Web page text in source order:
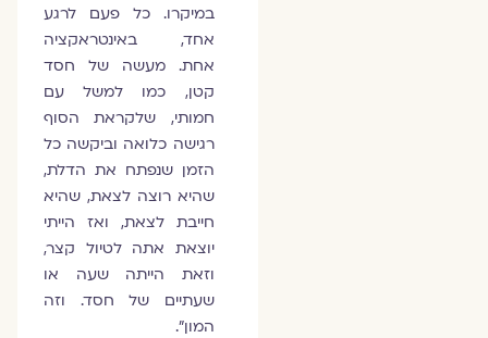
במיקרו. כל פעם לרגע
אחד, באינטראקציה
אחת. מעשה של חסד
קטן, כמו למשל עם
חמותי, שלקראת הסוף
רגישה כלואה וביקשה כל
הזמן שנפתח את הדלת,
שהיא רוצה לצאת, שהיא
חייבת לצאת, ואז הייתי
יוצאת אתה לטיול קצר,
וזאת הייתה שעה או
שעתיים של חסד. וזה
המון".